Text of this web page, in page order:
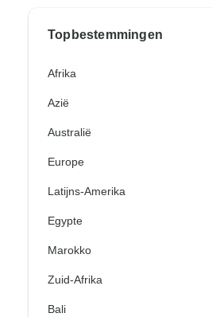
Topbestemmingen
Afrika
Azië
Australië
Europe
Latijns-Amerika
Egypte
Marokko
Zuid-Afrika
Bali